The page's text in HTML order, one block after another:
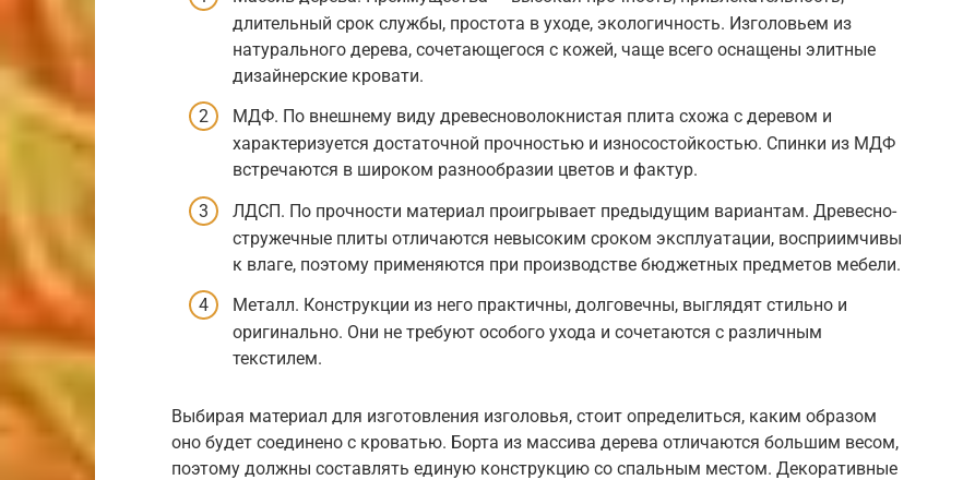
длительный срок службы, простота в уходе, экологичность. Изголовьем из
натурального дерева, сочетающегося с кожей, чаще всего оснащены элитные
дизайнерские кровати.
МДФ. По внешнему виду древесноволокнистая плита схожа с деревом и
характеризуется достаточной прочностью и износостойкостью. Спинки из МДФ
встречаются в широком разнообразии цветов и фактур.
ЛДСП. По прочности материал проигрывает предыдущим вариантам. Древесно-
стружечные плиты отличаются невысоким сроком эксплуатации, восприимчивы
к влаге, поэтому применяются при производстве бюджетных предметов мебели.
Металл. Конструкции из него практичны, долговечны, выглядят стильно и
оригинально. Они не требуют особого ухода и сочетаются с различным
текстилем.
Выбирая материал для изготовления изголовья, стоит определиться, каким образом
оно будет соединено с кроватью. Борта из массива дерева отличаются большим весом,
поэтому должны составлять единую конструкцию со спальным местом. Декоративные